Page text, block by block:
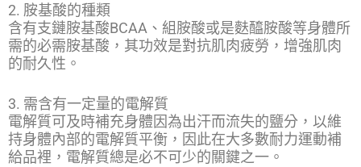
2. 胺基酸的種類
含有支鏈胺基酸BCAA、組胺酸或是麩醯胺酸等身體所
需的必需胺基酸，其功效是對抗肌肉疲勞，增強肌肉
的耐久性。
3. 需含有一定量的電解質
電解質可及時補充身體因為出汗而流失的鹽分，以維
持身體內部的電解質平衡，因此在大多數耐力運動補
給品裡，電解質總是必不可少的關鍵之一。